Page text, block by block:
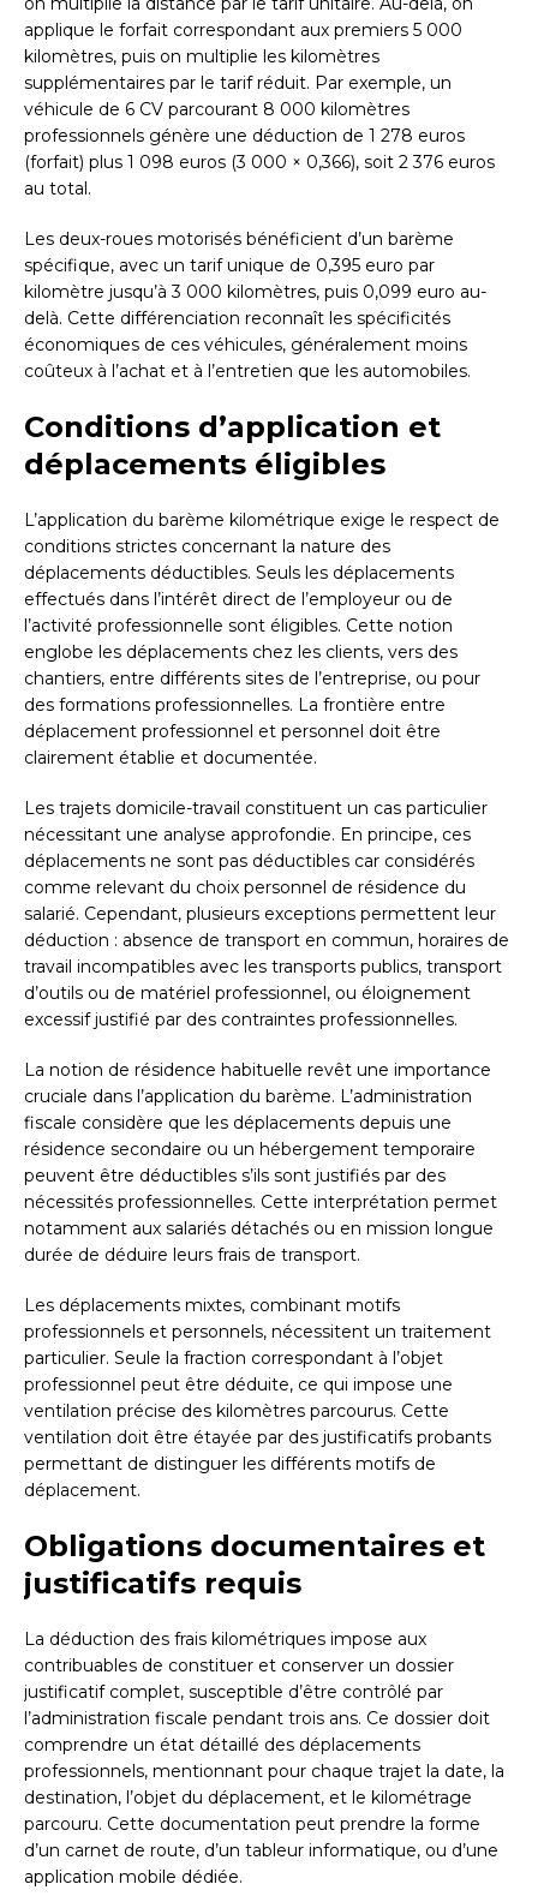
applique le forfait correspondant aux premiers 5 000
kilomètres, puis on multiplie les kilomètres
supplémentaires par le tarif réduit. Par exemple, un
véhicule de 6 CV parcourant 8 000 kilomètres
professionnels génère une déduction de 1 278 euros
(forfait) plus 1 098 euros (3 000 × 0,366), soit 2 376 euros
au total.
Les deux-roues motorisés bénéficient d’un barème
spécifique, avec un tarif unique de 0,395 euro par
kilomètre jusqu’à 3 000 kilomètres, puis 0,099 euro au-
delà. Cette différenciation reconnaît les spécificités
économiques de ces véhicules, généralement moins
coûteux à l’achat et à l’entretien que les automobiles.
Conditions d’application et
déplacements éligibles
L’application du barème kilométrique exige le respect de
conditions strictes concernant la nature des
déplacements déductibles. Seuls les déplacements
effectués dans l’intérêt direct de l’employeur ou de
l’activité professionnelle sont éligibles. Cette notion
englobe les déplacements chez les clients, vers des
chantiers, entre différents sites de l’entreprise, ou pour
des formations professionnelles. La frontière entre
déplacement professionnel et personnel doit être
clairement établie et documentée.
Les trajets domicile-travail constituent un cas particulier
nécessitant une analyse approfondie. En principe, ces
déplacements ne sont pas déductibles car considérés
comme relevant du choix personnel de résidence du
salarié. Cependant, plusieurs exceptions permettent leur
déduction : absence de transport en commun, horaires de
travail incompatibles avec les transports publics, transport
d’outils ou de matériel professionnel, ou éloignement
excessif justifié par des contraintes professionnelles.
La notion de résidence habituelle revêt une importance
cruciale dans l’application du barème. L’administration
fiscale considère que les déplacements depuis une
résidence secondaire ou un hébergement temporaire
peuvent être déductibles s’ils sont justifiés par des
nécessités professionnelles. Cette interprétation permet
notamment aux salariés détachés ou en mission longue
durée de déduire leurs frais de transport.
Les déplacements mixtes, combinant motifs
professionnels et personnels, nécessitent un traitement
particulier. Seule la fraction correspondant à l’objet
professionnel peut être déduite, ce qui impose une
ventilation précise des kilomètres parcourus. Cette
ventilation doit être étayée par des justificatifs probants
permettant de distinguer les différents motifs de
déplacement.
Obligations documentaires et
justificatifs requis
La déduction des frais kilométriques impose aux
contribuables de constituer et conserver un dossier
justificatif complet, susceptible d’être contrôlé par
l’administration fiscale pendant trois ans. Ce dossier doit
comprendre un état détaillé des déplacements
professionnels, mentionnant pour chaque trajet la date, la
destination, l’objet du déplacement, et le kilométrage
parcouru. Cette documentation peut prendre la forme
d’un carnet de route, d’un tableur informatique, ou d’une
application mobile dédiée.